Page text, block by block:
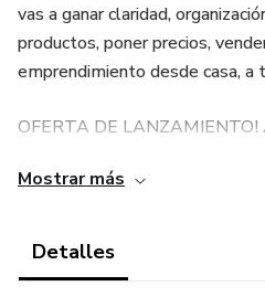
vas a ganar claridad,
productos, poner precios,
emprendimiento desde casa,
OFERTA DE LANZAMIENTO!
Mostrar más
Detalles